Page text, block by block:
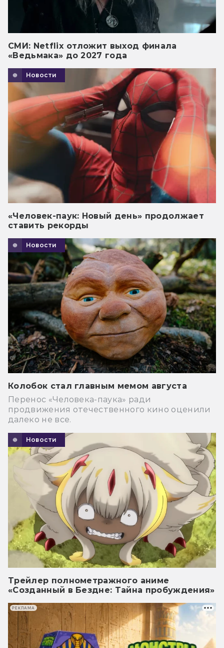
СМИ: Netflix отложит выход финала
«Ведьмака» до 2027 года
Новости
«Человек-паук: Новый день» продолжает
ставить рекорды
Новости
Колобок стал главным мемом августа
Перенос «Человека-паука» ради
продвижения отечественного кино оценили
далеко не все.
Новости
Трейлер полнометражного аниме
«Созданный в Бездне: Тайна пробуждения»
РЕКЛАМА